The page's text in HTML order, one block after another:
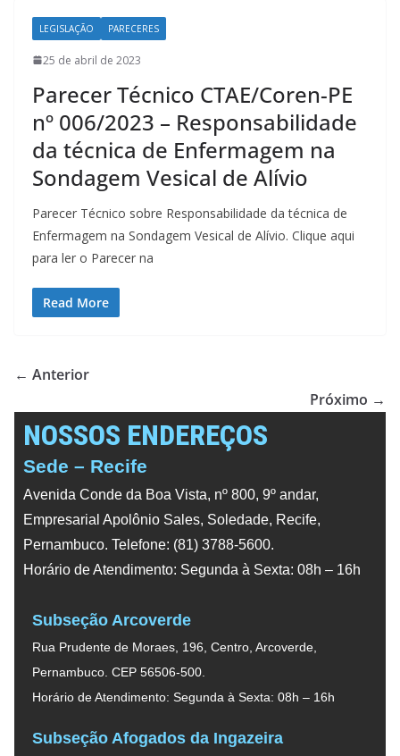
LEGISLAÇÃO PARECERES
25 de abril de 2023
Parecer Técnico CTAE/Coren-PE
nº 006/2023 – Responsabilidade
da técnica de Enfermagem na
Sondagem Vesical de Alívio
Parecer Técnico sobre Responsabilidade da técnica de
Enfermagem na Sondagem Vesical de Alívio. Clique aqui
para ler o Parecer na
Read More
← Anterior
Próximo →
NOSSOS ENDEREÇOS
Sede – Recife
Avenida Conde da Boa Vista, nº 800, 9º andar,
Empresarial Apolônio Sales, Soledade, Recife,
Pernambuco. Telefone: (81) 3788-5600.
Horário de Atendimento: Segunda à Sexta: 08h – 16h
Subseção Arcoverde
Rua Prudente de Moraes, 196, Centro, Arcoverde,
Pernambuco. CEP 56506-500.
Horário de Atendimento: Segunda à Sexta: 08h – 16h
Subseção Afogados da Ingazeira